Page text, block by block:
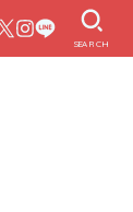
SEARCH